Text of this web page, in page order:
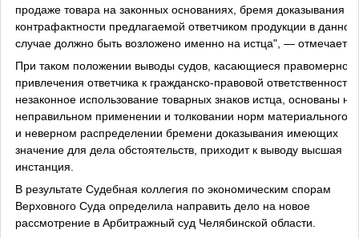
продаже товара на законных основаниях, бремя доказывания
контрафактности предлагаемой ответчиком продукции в данном
случае должно быть возложено именно на истца", — отмечает
При таком положении выводы судов, касающиеся
привлечения ответчика к гражданско-правовой ответственности
незаконное использование товарных знаков истца, основаны на
неправильном применении и толковании норм материального
и неверном распределении бремени доказывания имеющих
значение для дела обстоятельств, приходит к выводу высшая
инстанция.
В результате Судебная коллегия по экономическим спорам
Верховного Суда определила направить дело на новое
рассмотрение в Арбитражный суд Челябинской области.